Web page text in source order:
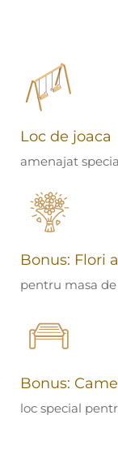
Loc de joaca
amenajat
Bonus: Flori
pentru masa
Bonus:
loc special